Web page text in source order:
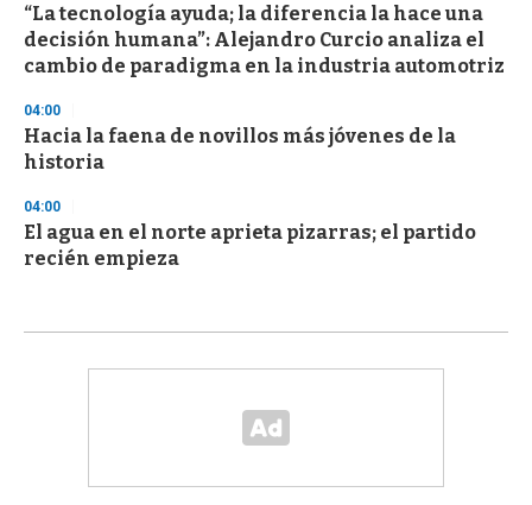
“La tecnología ayuda; la diferencia la hace una
decisión humana”: Alejandro Curcio analiza el
cambio de paradigma en la industria automotriz
04:00
Hacia la faena de novillos más jóvenes de la
historia
04:00
El agua en el norte aprieta pizarras; el partido
recién empieza